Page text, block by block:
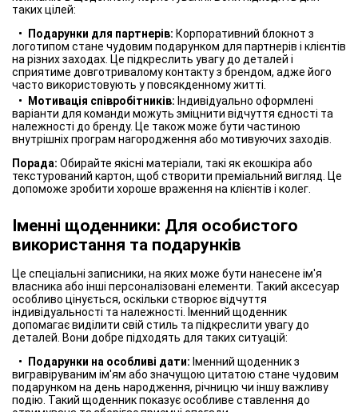
таких цілей:
Подарунки для партнерів: Корпоративний блокнот з
логотипом стане чудовим подарунком для партнерів і клієнтів
на різних заходах. Це підкреслить увагу до деталей і
сприятиме довготривалому контакту з брендом, адже його
часто використовують у повсякденному житті.
Мотивація співробітників: Індивідуально оформлені
варіанти для команди можуть зміцнити відчуття єдності та
належності до бренду. Це також може бути частиною
внутрішніх програм нагородження або мотивуючих заходів.
Порада: Обирайте якісні матеріали, такі як екошкіра або
текстурований картон, щоб створити преміальний вигляд. Це
допоможе зробити хороше враження на клієнтів і колег.
Іменні щоденники: Для особистого
використання та подарунків
Це спеціальні записники, на яких може бути нанесене ім'я
власника або інші персоналізовані елементи. Такий аксесуар
особливо цінується, оскільки створює відчуття
індивідуальності та належності. Іменний щоденник
допомагає виділити свій стиль та підкреслити увагу до
деталей. Вони добре підходять для таких ситуацій:
Подарунки на особливі дати: Іменний щоденник з
вигравіруваним ім'ям або значущою цитатою стане чудовим
подарунком на день народження, річницю чи іншу важливу
подію. Такий щоденник показує особливе ставлення до